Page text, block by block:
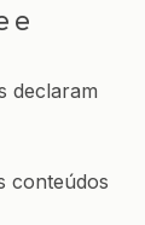
e
declaram
conteúdos